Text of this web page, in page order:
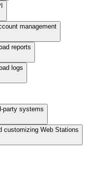
management
reports
logs
party systems
customizing Web Stations